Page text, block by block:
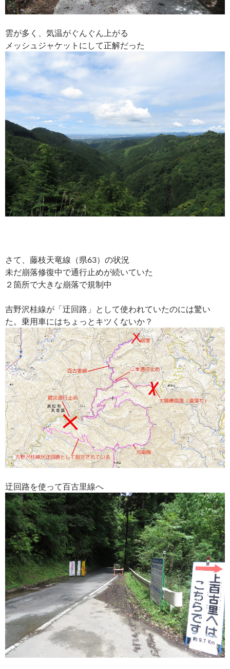
雲が多く、気温がぐんぐん上がる
メッシュジャケットにして正解だった
さて、藤枝天竜線（県63）の状況
未だ崩落修復中で通行止めが続いていた
２箇所で大きな崩落で規制中
吉野沢桂線が「迂回路」として使われていたのには驚い
た。乗用車にはちょっとキツくないか？
迂回路を使って百古里線へ